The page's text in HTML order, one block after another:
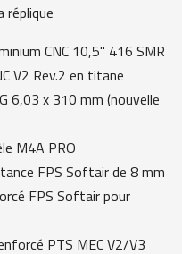
réplique
CNC 10,5" 416 SMR
V2 Rev.2 en titane
6,03 x 310 mm (nouvelle
M4A PRO
FPS Softair de 8 mm
FPS Softair pour
PTS MEC V2/V3